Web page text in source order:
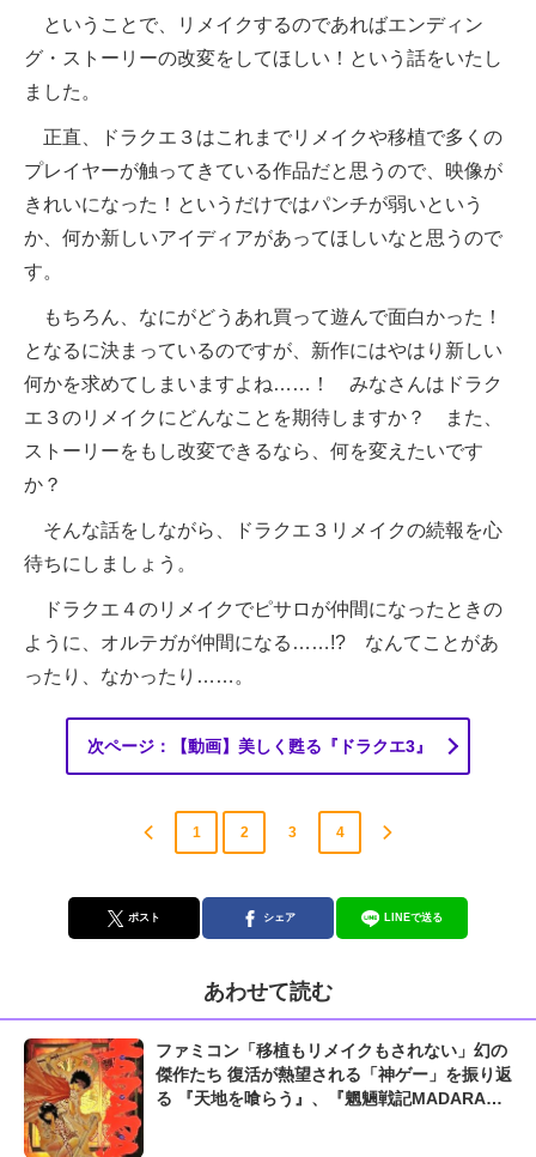
ということで、リメイクするのであればエンディン
グ・ストーリーの改変をしてほしい！という話をいたし
ました。
正直、ドラクエ３はこれまでリメイクや移植で多くの
プレイヤーが触ってきている作品だと思うので、映像が
きれいになった！というだけではパンチが弱いという
か、何か新しいアイディアがあってほしいなと思うので
す。
もちろん、なにがどうあれ買って遊んで面白かった！
となるに決まっているのですが、新作にはやはり新しい
何かを求めてしまいますよね……！ みなさんはドラク
エ３のリメイクにどんなことを期待しますか？ また、
ストーリーをもし改変できるなら、何を変えたいです
か？
そんな話をしながら、ドラクエ３リメイクの続報を心
待ちにしましょう。
ドラクエ４のリメイクでピサロが仲間になったときの
ように、オルテガが仲間になる……!? なんてことがあ
ったり、なかったり……。
次ページ：【動画】美しく甦る『ドラクエ3』
1 2 3 4
ポスト シェア LINEで送る
あわせて読む
ファミコン「移植もリメイクもされない」幻の
傑作たち 復活が熱望される「神ゲー」を振り返
る 『天地を喰らう』、『魍魎戦記MADARA』